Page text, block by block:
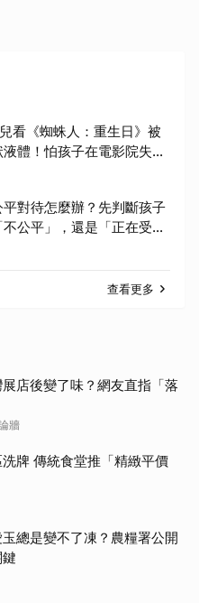
看《蜘蛛人：重生日》被
體！怕孩子在電影院失
爸媽「必做3件事與3評
對待怎麼辦？先判斷孩子
公平」，還是「正在受到
方式完全不同
查看更多
店後變了味？網友直指「落
牆
牌 傳統食堂推「精緻平價
玉總是變不了凍？農糧署公開